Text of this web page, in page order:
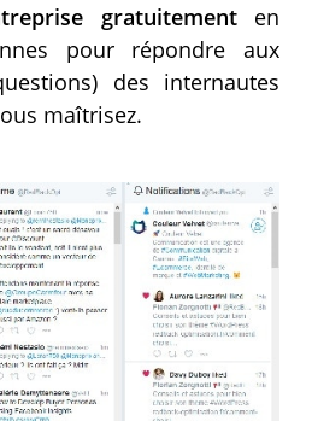
gratuitementen
pour répondre aux
des internautes
maîtrisez.